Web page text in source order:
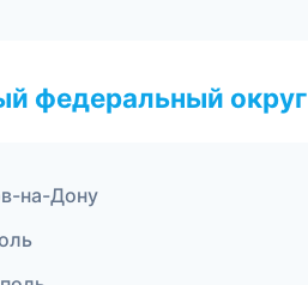
федеральный округ
на-Дону